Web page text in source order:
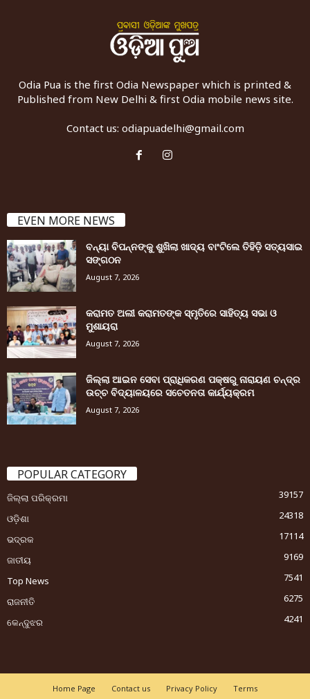
Odia Pua is the first Odia Newspaper which is printed &
Published from New Delhi & first Odia mobile news site.
Contact us: odiapuadelhi@gmail.com
EVEN MORE NEWS
ବନ୍ୟା ବିପନ୍ନଙ୍କୁ ଶୁଖିଲା ଖାଦ୍ୟ ବାଂଟିଲେ ତିହିଡି଼ ସତ୍ୟସାଇ
ସଙ୍ଗଠନ
August 7, 2026
କରାମତ ଅଲୀ କରାମତଙ୍କ ସ୍ମୃତିରେ ସାହିତ୍ୟ ସଭା ଓ
ମୁଶାୟରା
August 7, 2026
ଜିଲ୍ଲା ଆଇନ ସେବା ପ୍ରାଧିକରଣ ପକ୍ଷରୁ ନାରାୟଣ ଚନ୍ଦ୍ର
ଉଚ୍ଚ ବିଦ୍ୟାଳୟରେ ସଚେତନତା କାର୍ଯ୍ୟକ୍ରମ
August 7, 2026
POPULAR CATEGORY
ଜିଲ୍ଲା ପରିକ୍ରମା
39157
ଓଡ଼ିଶା
24318
ଭଦ୍ରକ
17114
ଜାତୀୟ
9169
Top News
7541
ରାଜନୀତି
6275
କେନ୍ଦୁଝର
4241
Home Page Contact us Privacy Policy Terms